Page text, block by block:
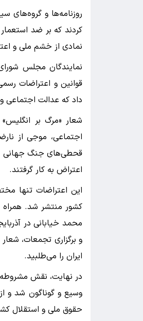
روزنامه‌ها و گروه‌های
کردند که بر ضد
نمادی از خشم ملی و
نمایندگان مجلس
قوانین و اعتراضات
داد که عدالت اجتماعی و
شعار «مرگ بر
اجتماعی، موجی از
قحطی‌های جنگ جهانی
اعتراض به کار گرفتند.
این اعتراضات تنها
کشور منتشر شد.
محمد خیابانی در
و برگزاری تجمعات،
ایران را می‌طلبید.
در نهایت، نقش
وسیع و گوناگون شد و
حقوق ملی و استقلال